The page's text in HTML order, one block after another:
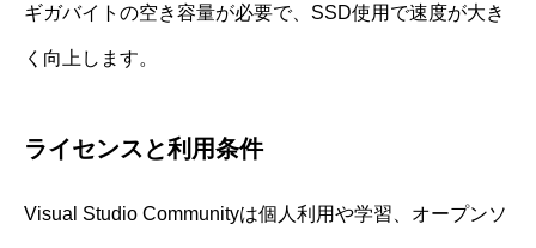
ギガバイトの空き容量が必要で、SSD使用で速度が大き
く向上します。
ライセンスと利用条件
Visual Studio Communityは個人利用や学習、オープンソ